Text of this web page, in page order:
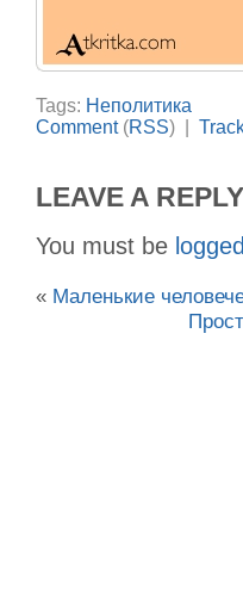
Tags: Неполитика
Comment(RSS) |
LEAVE A REPLY
You must be
« Маленькие